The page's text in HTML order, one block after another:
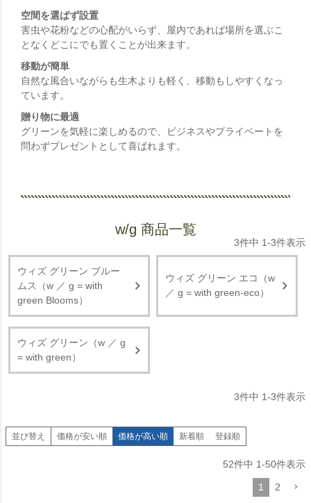
空間を選ばず設置
害虫や花粉などの心配がいらず、屋内であれば場所を選ぶこ
となくどこにでも置くことが出来ます。
移動が簡単
自然な風合いながらも生木よりも軽く、移動もしやすくなっ
ています。
贈り物に最適
グリーンを気軽に楽しめるので、ビジネスやプライベートを
問わずプレゼントとして喜ばれます。
w/g 商品一覧
3件中 1-3件表示
ウィズ グリーン ブルー
ムス（w ／ g = with
green Blooms）
ウィズ グリーン エコ（w
／ g = with green-eco）
ウィズ グリーン（w ／ g
= with green）
3件中 1-3件表示
並び替え 価格が安い順 価格が高い順 新着順 登録順
52件中 1-50件表示
1 2